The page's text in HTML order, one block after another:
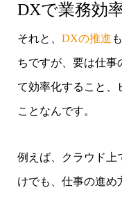
DXで業務効
それと、 DXの推進
ちですが、要は仕事
て効率化すること、
ことなんです。
例えば、クラウド上
けでも、仕事の進め